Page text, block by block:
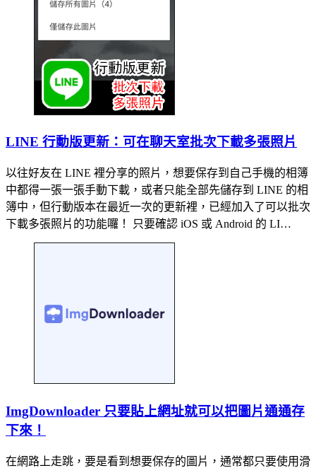
LINE 行動版更新：可在聊天室批次下載多張照片
以往好友在 LINE 裡分享的照片，想要保存到自己手機的相簿
中都得一張一張手動下載，或者只能全部先儲存到 LINE 的相
簿中，但行動版本在最近一次的更新裡，已經加入了可以批次
下載多張照片的功能囉！ 只要確認 iOS 或 Android 的 LI…
ImgDownloader 只要貼上網址就可以把圖片通通存
下來！
在網路上走跳，要是看到想要保存的圖片，通常都只要使用滑